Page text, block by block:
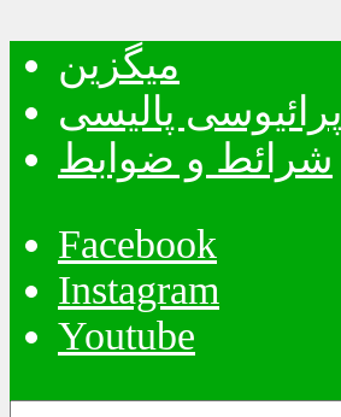
میگزین
پرائیوسی پالیسی
شرائط و ضوابط
Facebook
Instagram
Youtube